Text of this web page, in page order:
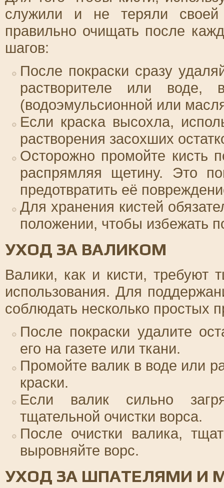
служили и не теряли своей
правильно очищать после
шагов:
После покраски сразу
растворителе или воде,
(водоэмульсионной или
Если краска высохла,
растворения засохших
Осторожно промойте кисть
распрямляя щетину. Это
предотвратить её
Для хранения кистей
положении, чтобы избежать
УХОД ЗА ВАЛИКОМ
Валики, как и кисти, требуют
использования. Для
соблюдать несколько простых
После покраски удалите
его на газете или ткани.
Промойте валик в воде или
краски.
Если валик сильно
тщательной очистки ворса.
После очистки валика,
выровняйте ворс.
УХОД ЗА ШПАТЕЛЯМИ И